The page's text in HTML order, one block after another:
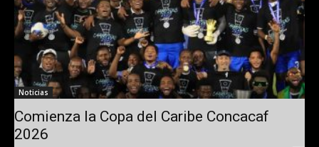
Noticias
Comienza la Copa del Caribe Concacaf
2026